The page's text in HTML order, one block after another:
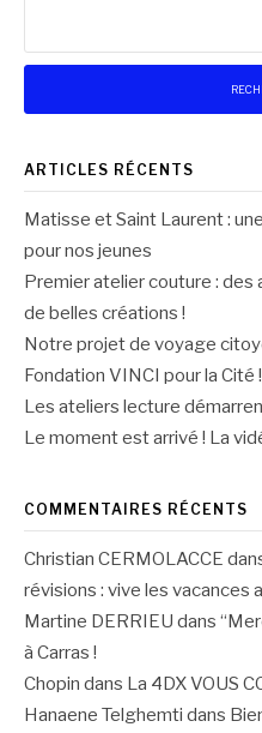
ARTICLES RÉCENTS
Matisse et Saint Laurent :
pour nos jeunes
Premier atelier couture :
de belles créations !
Notre projet de voyage
Fondation VINCI pour la Cité !
Les ateliers lecture
Le moment est arrivé ! La
COMMENTAIRES RÉCENTS
Christian CERMOLACCE
révisions : vive les vacances
Martine DERRIEU dans
à Carras !
Chopin dans La 4DX VOUS
Hanaene Telghemti dans